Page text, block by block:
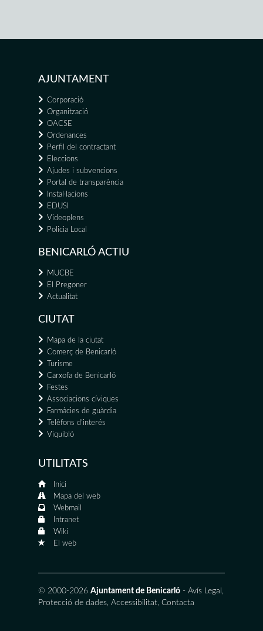
AJUNTAMENT
Corporació
Organització
OACSE
Ordenances
Perfil del contractant
Eleccions
Ajudes i subvencions
Portal de transparència
Instal·lacions
EDUSI
Videoplens
Policia Local
BENICARLÓ ACTIU
MUCBE
El Pregoner
Actualitat
CIUTAT
Mapa de la ciutat
Comerç de Benicarló
Turisme
Carxofa de Benicarló
Festes
Associacions cíviques
Farmàcies de guàrdia
Telèfons d'interés
Viquibló
UTILITATS
Inici
Mapa del web
Webmail
Intranet
Wiki
El web
© 2000-2026 Ajuntament de Benicarló - Avís Legal ,
Protecció de dades, Accessibilitat, Contacta